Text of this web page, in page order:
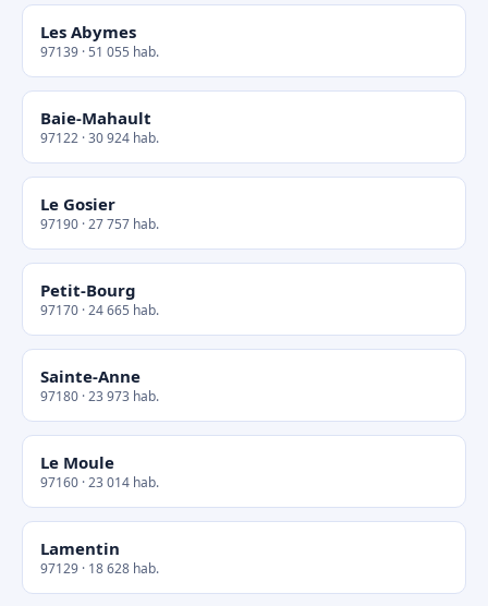
Les Abymes
97139 · 51 055 hab.
Baie-Mahault
97122 · 30 924 hab.
Le Gosier
97190 · 27 757 hab.
Petit-Bourg
97170 · 24 665 hab.
Sainte-Anne
97180 · 23 973 hab.
Le Moule
97160 · 23 014 hab.
Lamentin
97129 · 18 628 hab.